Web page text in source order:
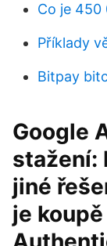
Co je 450
Příklady
Bitpay
Google
stažení:
jiné
je